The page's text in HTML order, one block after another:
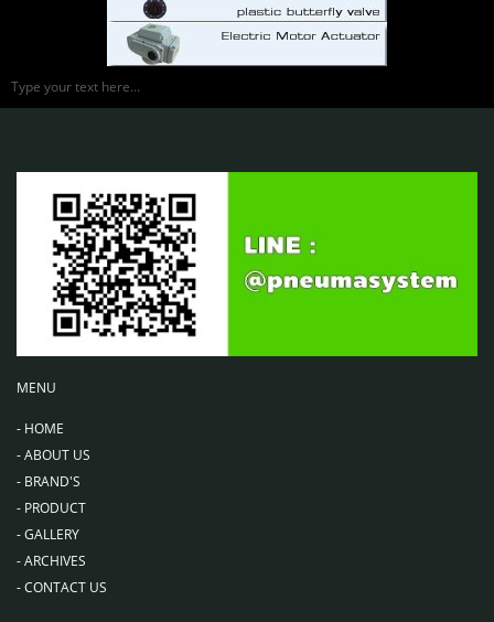
Type your text here...
MENU
- HOME
-ABOUT US
- BRAND'S
- PRODUCT
-GALLERY
-ARCHIVES
-CONTACT US